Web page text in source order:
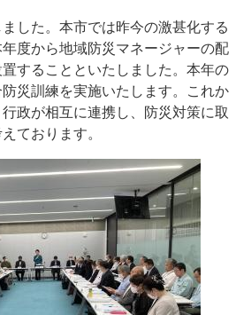
した。本市では昨今の激甚化する
度から地域防災マネージャーの配
することといたしました。本年の
災訓練を実施いたします。これか
政が相互に連携し、防災対策に取
ております。